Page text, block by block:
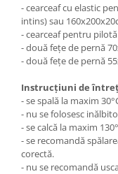
- cearceaf cu elastic
intins) sau
- cearceaf pentru
- două fețe de pernă
- două fețe de pernă
Instrucțiuni de
- se spală la maxim
- nu se folosesc
- se calcă la maxim
- se recomandă
- nu se recomandă